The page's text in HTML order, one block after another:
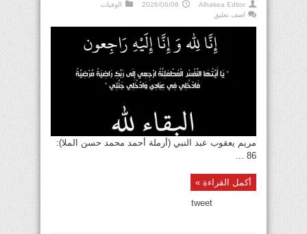
Alhakea Editor
2026/06/06
الوفيات
اضف تعليق
مريم يعقوب عبد النبي (أرملة أحمد محمد حسن الملا):
86 ...
أكمل القراءة »
tweet